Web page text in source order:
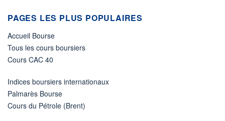
PAGES LES PLUS POPULAIRES
Accueil Bourse
Tous les cours boursiers
Cours CAC 40
Indices boursiers internationaux
Palmarès Bourse
Cours du Pétrole (Brent)